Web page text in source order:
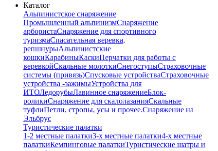
Каталог
Альпинистское снаряжение
Промышленный альпинизмСнаряжение
арбористаСнаряжение для спортивного
туризмаСпасательная веревка,
репшнурыАльпинистские
кошкиКарабиныКаскиПерчатки для работы с
веревкойСкальные молоткиСнегоступыСтраховочные
системы (привязь)Спусковые устройстваСтраховочные
устройства -зажимыУстройства для
ИТОЛедорубыЛавинное снаряжениеБлок-
роликиСнаряжение для скалолазанияСкальные
туфлиПетли, стропы, усы и прочее.Снаряжение на
Эльбрус
Туристические палатки
1-2 местные палатки3-х местные палатки4-х местные
палаткиКемпинговые палаткиТуристические шатры и